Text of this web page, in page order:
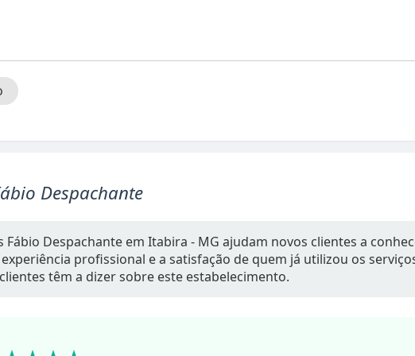
Despachante
Fábio Despachante em Itabira - MG ajudam novos clientes a
profissional e a satisfação de quem já utilizou os
têm a dizer sobre este estabelecimento.